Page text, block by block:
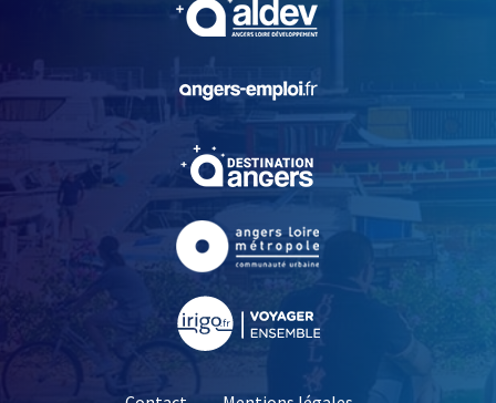
, Ouvre une nouvelle
, Ouvre une nouvelle